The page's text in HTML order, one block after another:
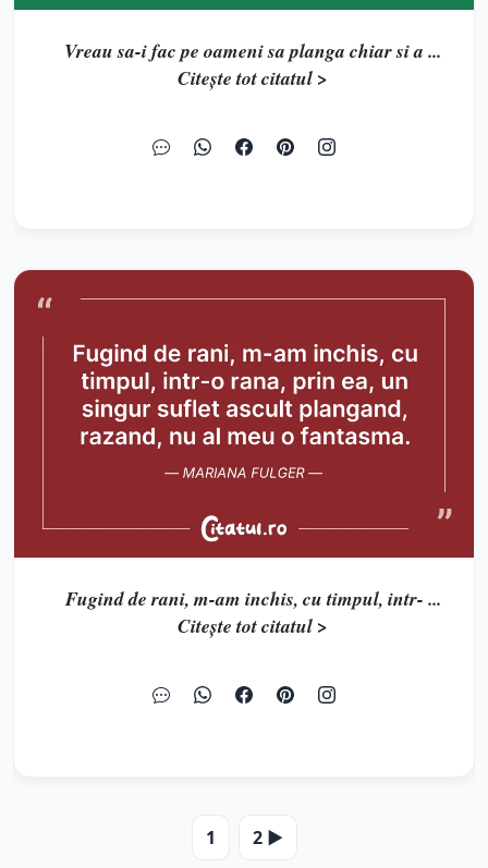
Vreau sa-i fac pe oameni sa planga chiar si a ...
Citește tot citatul >
Fugind de rani, m-am inchis, cu timpul, intr- ...
Citește tot citatul >
1 2 ▶️